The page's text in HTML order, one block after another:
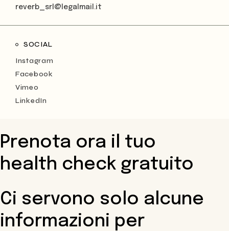
reverb_srl@legalmail.it
SOCIAL
Instagram
Facebook
Vimeo
LinkedIn
Prenota ora il tuo
health check gratuito
Ci servono solo alcune
informazioni per